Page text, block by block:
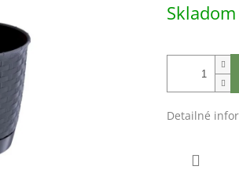
cena:
Skladom
Detailné